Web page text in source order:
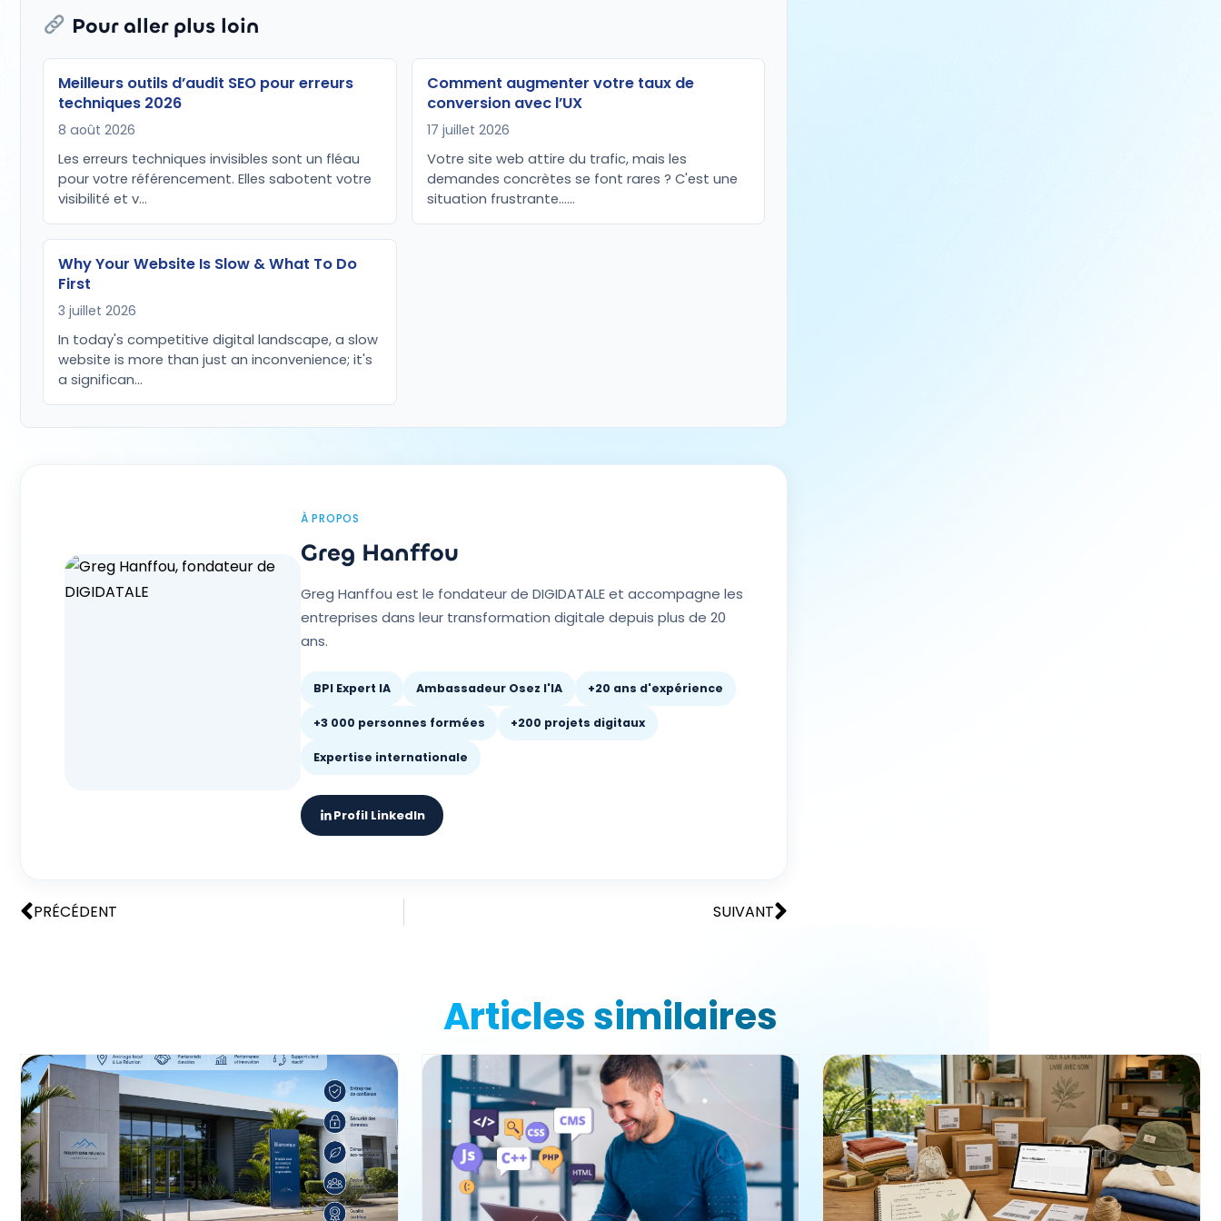
Pour aller plus loin
Meilleurs outils d’audit SEO pour erreurs
techniques 2026
8 août 2026
Les erreurs techniques invisibles sont un fléau
pour votre référencement. Elles sabotent votre
visibilité et v…
Comment augmenter votre taux de
conversion avec l’UX
17 juillet 2026
Votre site web attire du trafic, mais les
demandes concrètes se font rares ? C'est une
situation frustrante...…
Why Your Website Is Slow & What To Do
First
3 juillet 2026
In today's competitive digital landscape, a slow
website is more than just an inconvenience; it's
a significan…
À PROPOS
Greg Hanffou
Greg Hanffou est le fondateur de DIGIDATALE et accompagne les
entreprises dans leur transformation digitale depuis plus de 20
ans.
BPI Expert IA Ambassadeur Osez l'IA +20 ans d'expérience
+3 000 personnes formées +200 projets digitaux
Expertise internationale
Profil LinkedIn
PRÉCÉDENT SUIVANT
Articles similaires